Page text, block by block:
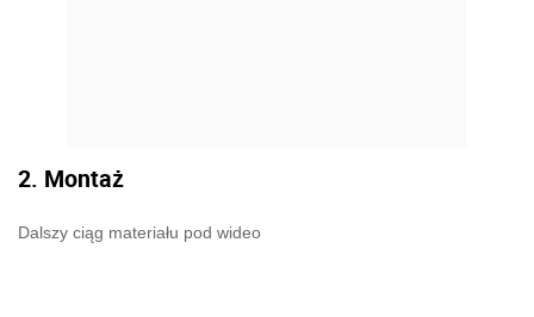
2. Montaż
Dalszy ciąg materiału pod wideo